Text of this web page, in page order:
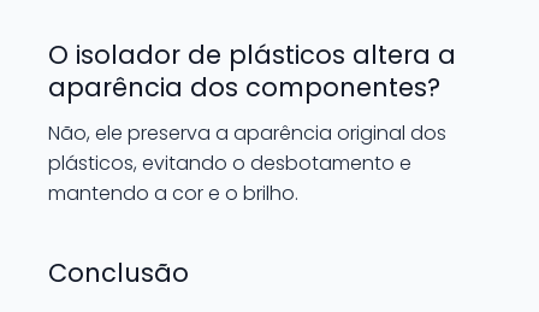
O isolador de plásticos altera a
aparência dos componentes?
Não, ele preserva a aparência original dos
plásticos, evitando o desbotamento e
mantendo a cor e o brilho.
Conclusão